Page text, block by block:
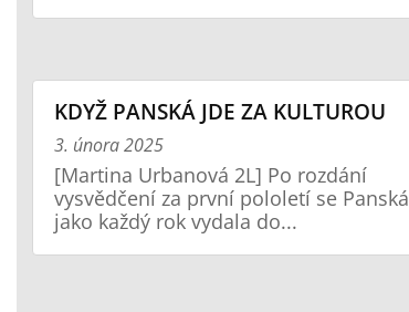
KDYŽ PANSKÁ JDE ZA KULTUROU
3. února 2025
[Martina Urbanová 2L] Po rozdání
vysvědčení za první pololetí se Panská
jako každý rok vydala do...